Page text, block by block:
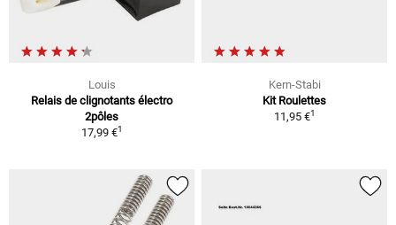
Louis
Relais de clignotants électro
2pôles
17,99 €1
Kern-Stabi
Kit Roulettes
11,95 €1